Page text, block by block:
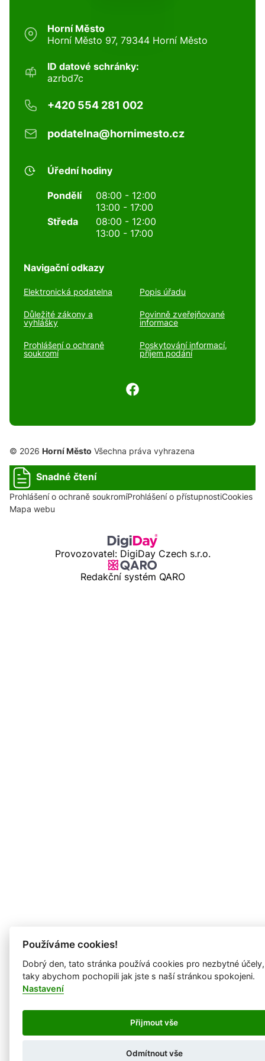
Horní Město
Horní Město 97, 79344 Horní Město
ID datové schránky:
azrbd7c
+420 554 281 002
podatelna@hornimesto.cz
Úřední hodiny
Pondělí
08:00 - 12:00
13:00 - 17:00
Středa
08:00 - 12:00
13:00 - 17:00
Navigační odkazy
Elektronická podatelna Popis úřadu
Důležité zákony a
vyhlášky
Povinně zveřejňované
informace
Prohlášení o ochraně
soukromí
Poskytování informací,
příjem podání
© 2026 Horní Město Všechna práva vyhrazena
Snadné čtení
Prohlášení o ochraně soukromíProhlášení o přístupnostiCookies
Mapa webu
Provozovatel: DigiDay Czech s.r.o.
Redakční systém QARO
Používáme cookies!
Dobrý den, tato stránka používá cookies pro nezbytné
taky abychom pochopili jak jste s naší stránkou spokojeni.
Nastavení
Přijmout vše
Odmítnout vše